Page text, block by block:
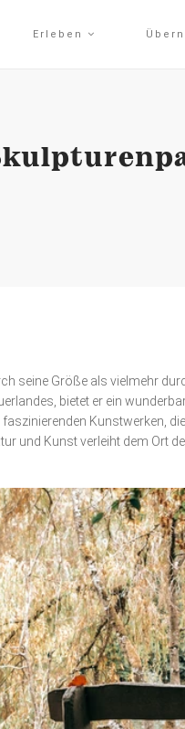
Erleben
seine Größe als vielmehr
bietet er ein
Kunstwerken,
und Kunst verleiht dem Ort